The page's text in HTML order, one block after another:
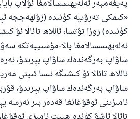
پەيغەمبەر ئەلەيھىسسالامغا ئۇلاپ
«كىمكى تەرۋىيە كۈنىدە (زۇلھەججە
كۈنىدە) روزا تۇتسا، ئاللاھ تائالا ئۇ
ئەلەيھىسسالامغا بالا-مۇسىيبەتكە
ساۋاپ بەرگەندەك ساۋاپ بېرىدۇ،
ئاللاھ تائالا ئۇ كىشىگە ئىسا ئىبنى
ساۋاپ بەرگەندەك ساۋاپ بېرىدۇ،
نامىزىنى ئوقۇغانغا قەدەر بىر نەرسە